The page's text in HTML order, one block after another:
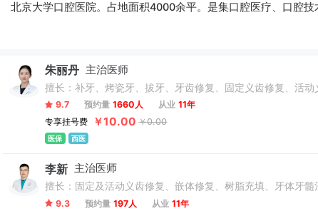
北京大学口腔医院。占地面积4000余平。是集口腔医疗、口腔
朱丽丹 主治医师
擅长：补牙、烤瓷牙、拔牙、牙齿修复、固定义齿修复、活
9.7 预约量 1660人 从业 11年
专享挂号费
￥10.00 ￥0.00
医保 西医
李新 主治医师
擅长：固定及活动义齿修复、嵌体修复、树脂充填、牙体牙髓
9.3 预约量 197人 从业 11年